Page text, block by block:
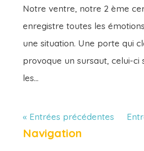
Notre ventre, notre 2 ème
enregistre toutes les
une situation. Une porte qui
provoque un sursaut, celui-ci
les...
« Entrées précédentes
Navigation